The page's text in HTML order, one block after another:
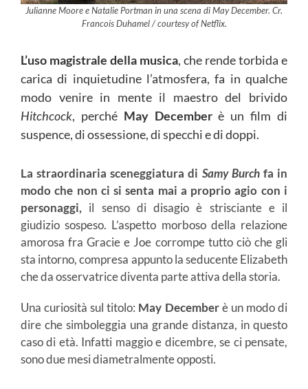
Julianne Moore e Natalie Portman in una scena di May December. Cr.
Francois Duhamel / courtesy of Netflix.
L’uso magistrale della musica, che rende torbida e
carica di inquietudine l’atmosfera, fa in qualche
modo venire in mente il maestro del brivido
Hitchcock, perchéMay Decemberè un film di
suspence, di ossessione, di specchi e di doppi.
La straordinaria sceneggiatura di Samy Burchfa in
modo che non ci si senta mai a proprio agio con i
personaggi, il senso di disagio è strisciante e il
giudizio sospeso. L’aspetto morboso della relazione
amorosa fra Gracie e Joe corrompe tutto ciò che gli
sta intorno, compresa appunto la seducente Elizabeth
che da osservatrice diventa parte attiva della storia.
Una curiosità sul titolo: May Decemberè un modo di
dire che simboleggia una grande distanza, in questo
caso di età. Infatti maggio e dicembre, se ci pensate,
sono due mesi diametralmente opposti.